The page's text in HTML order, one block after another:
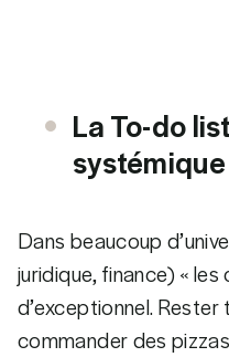
La To-do
systémique
Dans beaucoup
juridique, finance) « les
d’exceptionnel.
commander des